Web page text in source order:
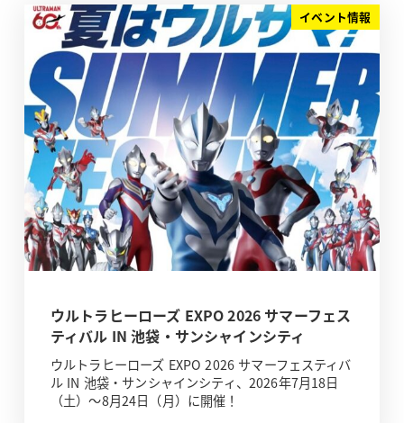
イベント情報
ウルトラヒーローズ EXPO 2026 サマーフェス
ティバル IN 池袋・サンシャインシティ
ウルトラヒーローズ EXPO 2026 サマーフェスティバ
ル IN 池袋・サンシャインシティ、2026年7月18日
（土）～8月24日（月）に開催！